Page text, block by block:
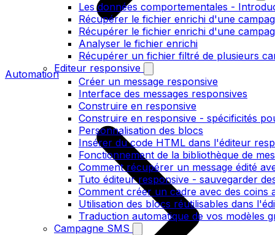
Les données comportementales -
Récupérer le fichier enrichi d'une
Récupérer le fichier enrichi d'une
Analyser le fichier enrichi
Récupérer un fichier filtré de plusieurs
Editeur responsive
Créer un message responsive
Interface des messages responsives
Construire en responsive
Construire en responsive - spécificités
Personnalisation des blocs
Insérer du code HTML dans l'éditeur
Fonctionnement de la bibliothèque de
Comment récupérer un message édité
Tuto éditeur responsive - sauvegarder
Comment créer un cadre avec des
Utilisation des blocs réutilisables dans
Traduction automatique de vos modèles
Campagne SMS
Automation